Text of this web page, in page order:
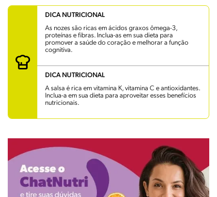
DICA NUTRICIONAL
As nozes são ricas em ácidos graxos ômega-3,
proteínas e fibras. Inclua-as em sua dieta para
promover a saúde do coração e melhorar a função
cognitiva.
DICA NUTRICIONAL
A salsa é rica em vitamina K, vitamina C e antioxidantes.
Inclua-a em sua dieta para aproveitar esses benefícios
nutricionais.